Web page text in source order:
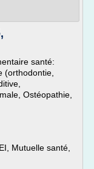
santé:
(orthodontie,
Ostéopathie,
Mutuelle santé,